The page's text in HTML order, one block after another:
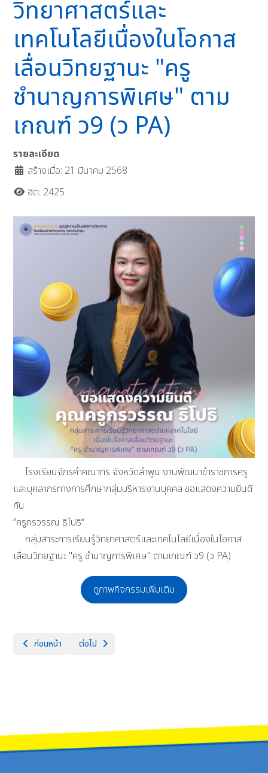
วิทยาศาสตร์และ
เทคโนโลยีเนื่องในโอกาส
เลื่อนวิทยฐานะ "ครู
ชำนาญการพิเศษ" ตาม
เกณฑ์ ว9 (ว PA)
รายละเอียด
สร้างเมื่อ: 21 มีนาคม 2568
ฮิต: 2425
โรงเรียนจักรคำคณาทร จังหวัดลำพูน งานพัฒนาข้าราชการครู
และบุคลากรทางการศึกษากลุ่มบริหารงานบุคคล ขอแสดงความยินดี
กับ
”ครูกรวรรณ ธิโปธิ“
กลุ่มสาระการเรียนรู้วิทยาศาสตร์และเทคโนโลยีเนื่องในโอกาส
เลื่อนวิทยฐานะ "ครู ชำนาญการพิเศษ" ตามเกณฑ์ ว9 (ว PA)
ดูภาพกิจกรรมเพิ่มเติม
เนื้อหาก่อนหน้า: "ครูดี ศรีหริภุญชัย" ประชุมสัมมนาทางวิชาการและ การประ
ก่อนหน้า เนื้อหาถัดไป: วันพุธที่ 19 มีนาคม 2568 ผู้ปกครองและนัก
ต่อไป